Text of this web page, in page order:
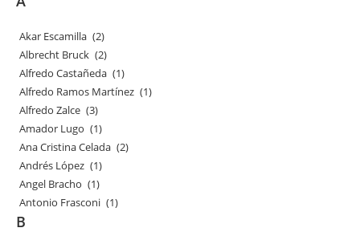
Akar Escamilla (2)
Albrecht Bruck (2)
Alfredo Castañeda (1)
Alfredo Ramos Martínez (1)
Alfredo Zalce (3)
Amador Lugo (1)
Ana Cristina Celada (2)
Andrés López (1)
Angel Bracho (1)
Antonio Frasconi (1)
B